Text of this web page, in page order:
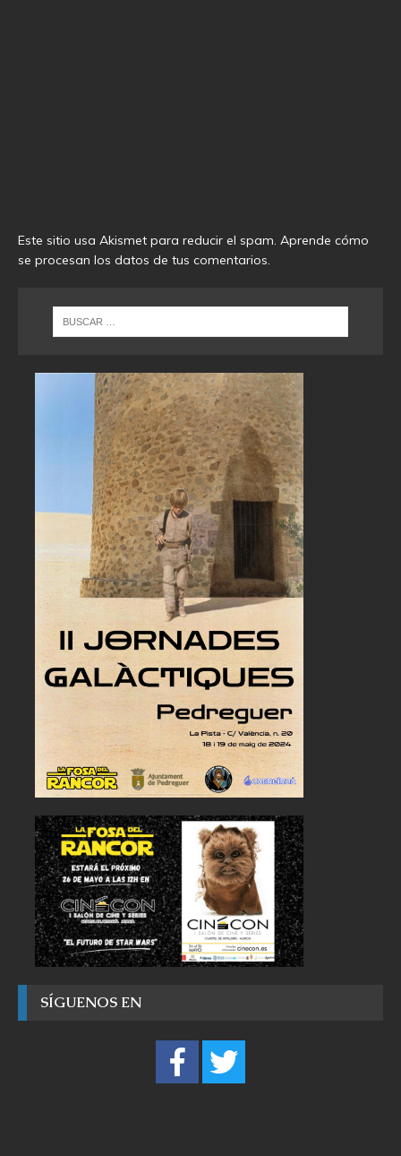
Este sitio usa Akismet para reducir el spam. Aprende cómo
se procesan los datos de tus comentarios.
SÍGUENOS EN